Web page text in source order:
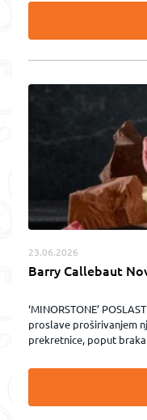
23.06.2026
Barry Callebaut
‘MINORSTONE’
proslave proširivanjem
prekretnice, poput